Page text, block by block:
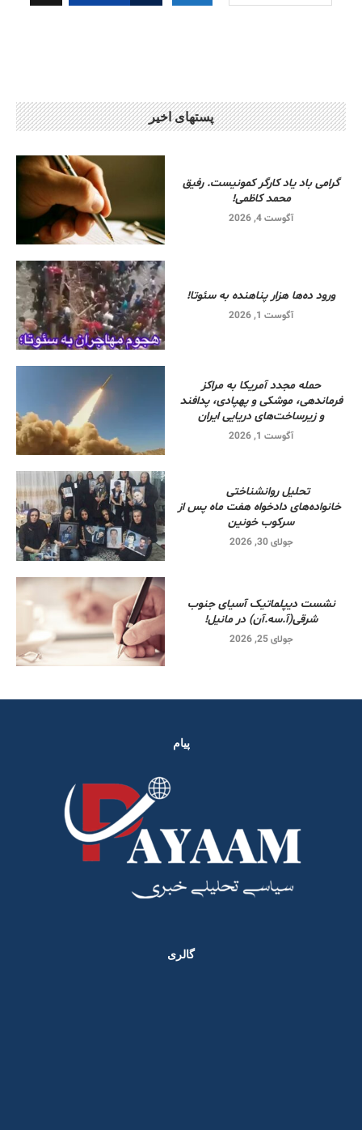
پستهای اخیر
گرامی باد یاد کارگر کمونیست. رفیق
محمد کاظمی!
آگوست 4, 2026
ورود ده‌ها هزار پناهنده به سئوتا!
آگوست 1, 2026
حمله مجدد آمریکا به مراکز
فرماندهی، موشکی و پهپادی، پدافند
و زیرساخت‌های دریایی ایران
آگوست 1, 2026
تحلیل روانشناختی
خانواده‌های دادخواه هفت ماه پس از
سرکوب خونین
جولای 30, 2026
نشست دیپلماتیک آسیای جنوب
شرقی‌(آ.سه.آن) در مانیل!
جولای 25, 2026
پیام
گالری